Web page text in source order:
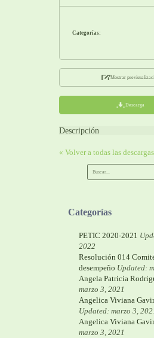
Categorías:
Mostrar
Descarga
Descripción
« Volver a todas las descargas
Categorías
PETIC 2020-2021
2022
Resolución 014
desempeño Updated:
Angela Patricia
marzo 3, 2021
Angelica Viviana
Updated: marzo 3,
Angelica Viviana
marzo 3, 2021